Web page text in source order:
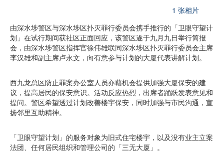
1 张相片
由深水埗警区与深水埗区扑灭罪行委员会携手推行的「卫眼守望计
划」在试行期间获社区正面回应，该警区遂于九月九日举行简报
会，由深水埗警区指挥官徐伟雄联同深水埗区扑灭罪行委员会主席
李汉雄和副主席卢永文，向有意参与计划的大厦代表讲解计划。
西九龙总区防止罪案办公室人员亦藉机会提供加强大厦保安的建
议，提高居民的保安意识。活动反应热烈，出席者踊跃发表意见和
提问。警区希望透过计划改善楼宇保安，同时加强与市民沟通，宣
扬邻里互助精神。
「卫眼守望计划」的服务对象为旧式住宅楼宇，以及没有业主立案
法团、任何居民组织和管理公司的「三无大厦」。